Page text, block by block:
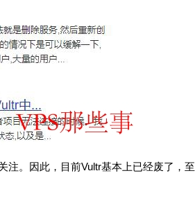
注。因此，目前Vultr基本上已经废了，至